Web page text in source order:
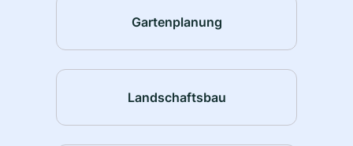
Gartenplanung
Landschaftsbau